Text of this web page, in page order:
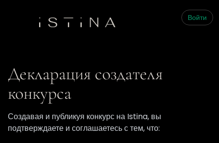
Войти
Декларация создателя
конкурса
Создавая и публикуя конкурс на Istina, вы
подтверждаете и соглашаетесь с тем, что: